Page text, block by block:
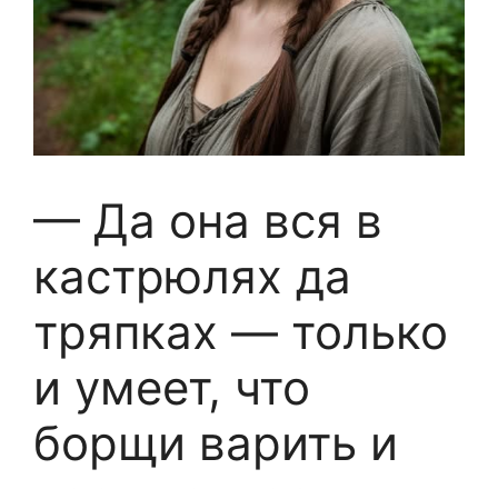
— Да она вся в
кастрюлях да
тряпках — только
и умеет, что
борщи варить и